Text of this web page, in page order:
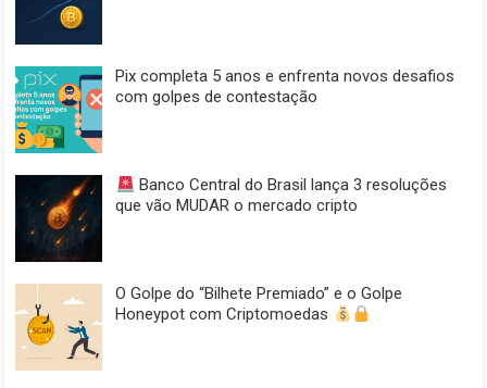
Pix completa 5 anos e enfrenta novos desafios
com golpes de contestação
Banco Central do Brasil lança 3 resoluções
que vão MUDAR o mercado cripto
O Golpe do “Bilhete Premiado” e o Golpe
Honeypot com Criptomoedas